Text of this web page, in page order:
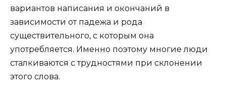
вариантов написания и окончаний в
зависимости от падежа и рода
существительного, с которым она
употребляется. Именно поэтому многие люди
сталкиваются с трудностями при склонении
этого слова.